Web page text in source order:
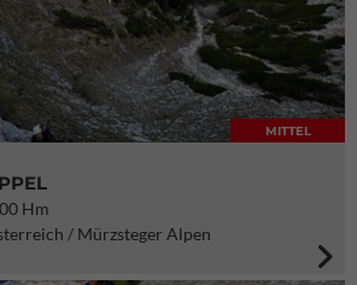
MITTEL
Hm
/ Mürzsteger Alpen